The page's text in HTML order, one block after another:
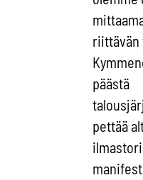
riittävän
päästä
pettää